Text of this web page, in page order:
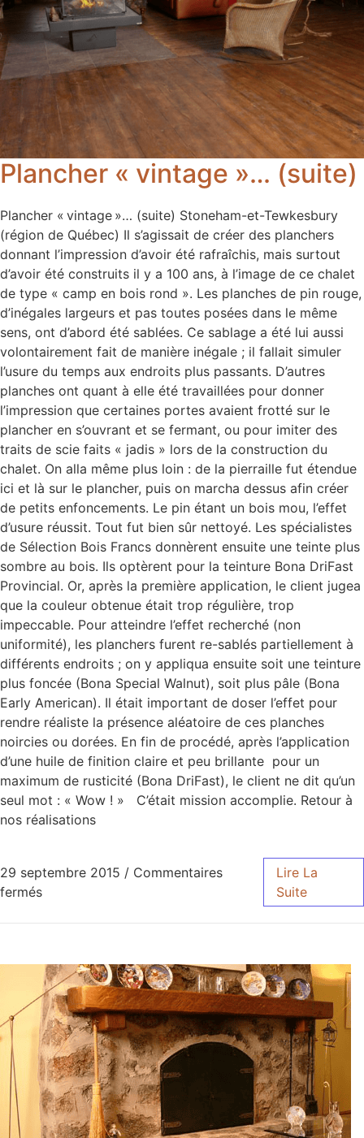
Plancher « vintage »… (suite)
Plancher « vintage »… (suite) Stoneham-et-Tewkesbury
(région de Québec) Il s’agissait de créer des planchers
donnant l’impression d’avoir été rafraîchis, mais surtout
d’avoir été construits il y a 100 ans, à l’image de ce chalet
de type « camp en bois rond ». Les planches de pin rouge,
d’inégales largeurs et pas toutes posées dans le même
sens, ont d’abord été sablées. Ce sablage a été lui aussi
volontairement fait de manière inégale ; il fallait simuler
l’usure du temps aux endroits plus passants. D’autres
planches ont quant à elle été travaillées pour donner
l’impression que certaines portes avaient frotté sur le
plancher en s’ouvrant et se fermant, ou pour imiter des
traits de scie faits « jadis » lors de la construction du
chalet. On alla même plus loin : de la pierraille fut étendue
ici et là sur le plancher, puis on marcha dessus afin créer
de petits enfoncements. Le pin étant un bois mou, l’effet
d’usure réussit. Tout fut bien sûr nettoyé. Les spécialistes
de Sélection Bois Francs donnèrent ensuite une teinte plus
sombre au bois. Ils optèrent pour la teinture Bona DriFast
Provincial. Or, après la première application, le client jugea
que la couleur obtenue était trop régulière, trop
impeccable. Pour atteindre l’effet recherché (non
uniformité), les planchers furent re-sablés partiellement à
différents endroits ; on y appliqua ensuite soit une teinture
plus foncée (Bona Special Walnut), soit plus pâle (Bona
Early American). Il était important de doser l’effet pour
rendre réaliste la présence aléatoire de ces planches
noircies ou dorées. En fin de procédé, après l’application
d’une huile de finition claire et peu brillante pour un
maximum de rusticité (Bona DriFast), le client ne dit qu’un
seul mot : « Wow ! » C’était mission accomplie. Retour à
nos réalisations
29 septembre 2015 / Commentaires
fermés
Lire La
Suite